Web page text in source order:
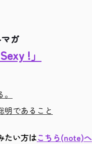
ガ
!」
明であること
たい方はこちら(note)へ